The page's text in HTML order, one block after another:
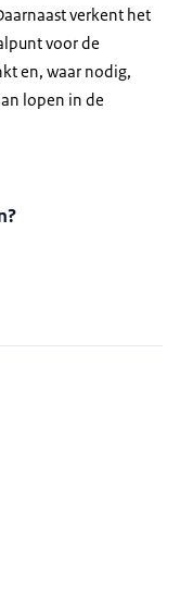
verkent het
voor de
en, waar nodig,
lopen in de